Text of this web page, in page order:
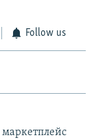
Follow us
маркетплейс